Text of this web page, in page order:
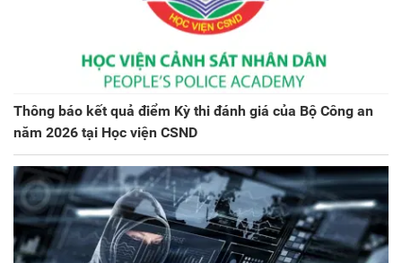
Thông báo kết quả điểm Kỳ thi đánh giá của Bộ Công an
năm 2026 tại Học viện CSND